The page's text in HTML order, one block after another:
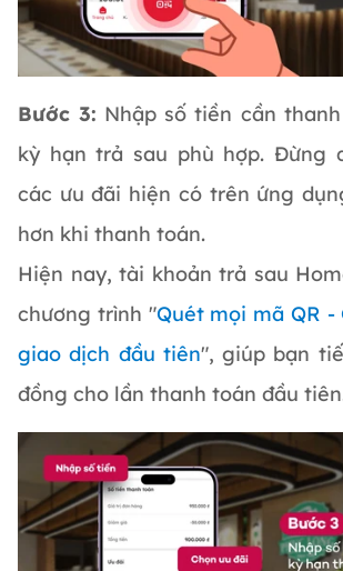
Bước 3: Nhập số tiền cần
kỳ hạn trả sau phù hợp. Đừng
các ưu đãi hiện có trên ứng
hơn khi thanh toán.
Hiện nay, tài khoản trả sau
chương trình "Quét mọi mã QR -
giao dịch đầu tiên", giúp bạn
đồng cho lần thanh toán đầu